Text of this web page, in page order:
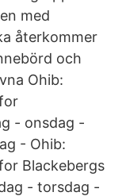
med
återkommer
och
Ohib:
- onsdag -
- Ohib:
Blackebergs
- torsdag -